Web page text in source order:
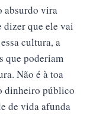
absurdo vira
dizer que ele vai
cultura, a
que poderiam
Não é à toa
dinheiro público
de vida afunda